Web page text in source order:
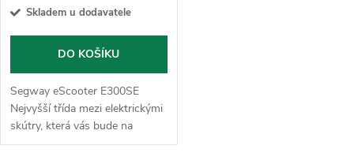
o
d
u
k
o
d
u
cena:Skladem u dodavatele
DO KOŠÍKU
Segway eScooter E300SE
Nejvyšší třída mezi elektrickými
skútry, která vás bude na
cestách hýčkat! Dojezd až 130